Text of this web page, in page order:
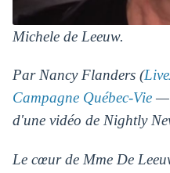
Michele de Leeuw.
Par Nancy Flanders (
Campagne Québec-Vie—
d'une vidéo de Nightly
Le cœur de Mme De